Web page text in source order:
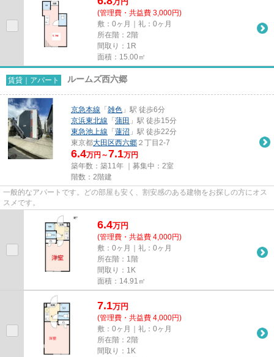
(管理費・共益費 3,000円)
敷：0ヶ月｜礼：0ヶ月
所在階：2階
間取り：1R
面積：15.00㎡
賃貸｜アパート ルームズ西六郷
京急本線 「 雑色 」駅 徒歩6分
京浜東北線 「 蒲田 」駅 徒歩15分
東急池上線 「 蓮沼 」駅 徒歩22分
東京都大田区西六郷 ２丁目2-7
6.4万円～7.1万円
築年数：築11年 ｜募集中： 2室
階数：2階建
一般的なアパートです。どの部屋も安く、割安感のある建物をお探しの方にオス
スメです。
6.4万円
(管理費・共益費 4,000円)
敷：0ヶ月｜礼：0ヶ月
所在階：1階
間取り：1K
面積：14.91㎡
7.1万円
(管理費・共益費 4,000円)
敷：0ヶ月｜礼：0ヶ月
所在階：2階
間取り：1K